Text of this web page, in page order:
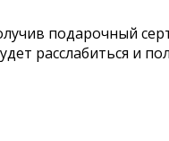
подарочный
расслабиться и